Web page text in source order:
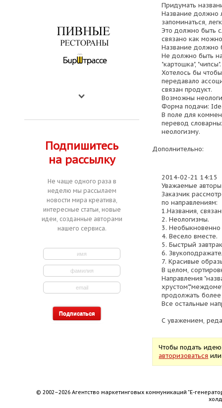
Подпишитесь
на рассылку
Не чаще одного раза в
неделю мы рассылаем
новости мира креатива,
интересные статьи, новые
идеи, созданные авторами
нашего сервиса.
Придумать
Название должно
запоминаться,
Это должно быть
связано как
Название должно
Не должно быть
"картошка", "чипсы".
Хотелось бы
передавало
связан продукт.
Возможны
Форма подачи:
В поле для
перевод
неологизму.
Дополнительно:
2014-02-21 14:15
Уважаемые
Заказчик
по направлениям:
1.Названия,
2. Неологизмы.
3. Необыкновенно
4. Весело вместе.
5. Быстрый
6.
7. Красивые
В целом,
Направления
продолжать
Все остальные
С уважением,
Чтобы подать
авторизоваться
© 2002–2026 Агентство маркетинговых коммуникаций "Е-